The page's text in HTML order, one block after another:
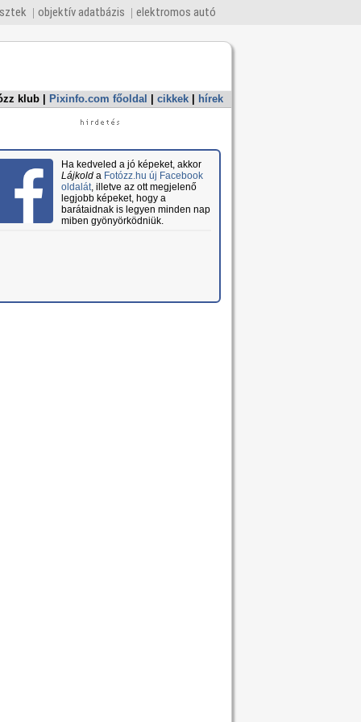
objektív adatbázis elektromos autó
klub Pixinfo.com főoldal cikkek hírek
Ha kedveled a jó képeket, akkor
Lájkolda Fotózz.hu új Facebook
oldalát, illetve az ott megjelenő
legjobb képeket, hogy a
barátaidnak is legyen minden nap
miben gyönyörködniük.